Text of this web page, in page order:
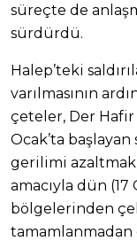
süreçte de
sürdürdü.
Halep’teki
varılmasının
çeteler, Der Hafir
Ocak’ta başlayan
gerilimi
amacıyla dün
bölgelerinden
tamamlanmadan